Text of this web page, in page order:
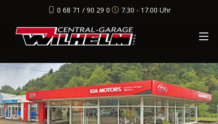
0 68 71 / 90 29 0 7.30 - 17.00 Uhr